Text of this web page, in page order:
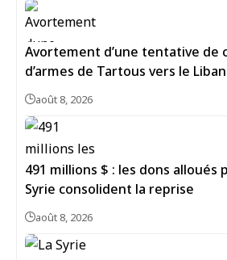
Avortement d’une tentative de
d’armes de Tartous vers le Liban
août 8, 2026
491 millions $ : les dons alloués
Syrie consolident la reprise
août 8, 2026